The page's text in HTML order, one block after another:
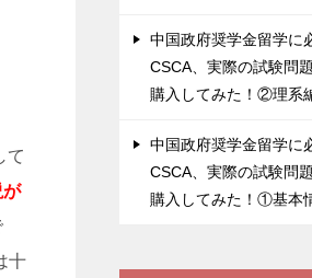
て
が
十
中国政府奨学金留学に
CSCA、実際の試験問
購入してみた！②理系
中国政府奨学金留学に
CSCA、実際の試験問
購入してみた！①基本